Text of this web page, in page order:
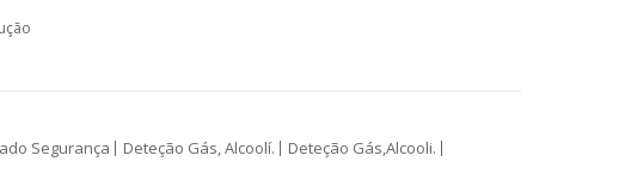
Segurança Deteção Gás, Alcoolí.
Deteção Gás,Alcooli.